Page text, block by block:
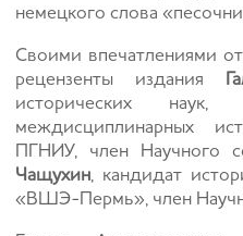
немецкого слова
Своими впечатлениями
рецензенты издания
исторических наук,
междисциплинарных
ПГНИУ, член Научного
Чащухин, кандидат
«ВШЭ-Пермь», член